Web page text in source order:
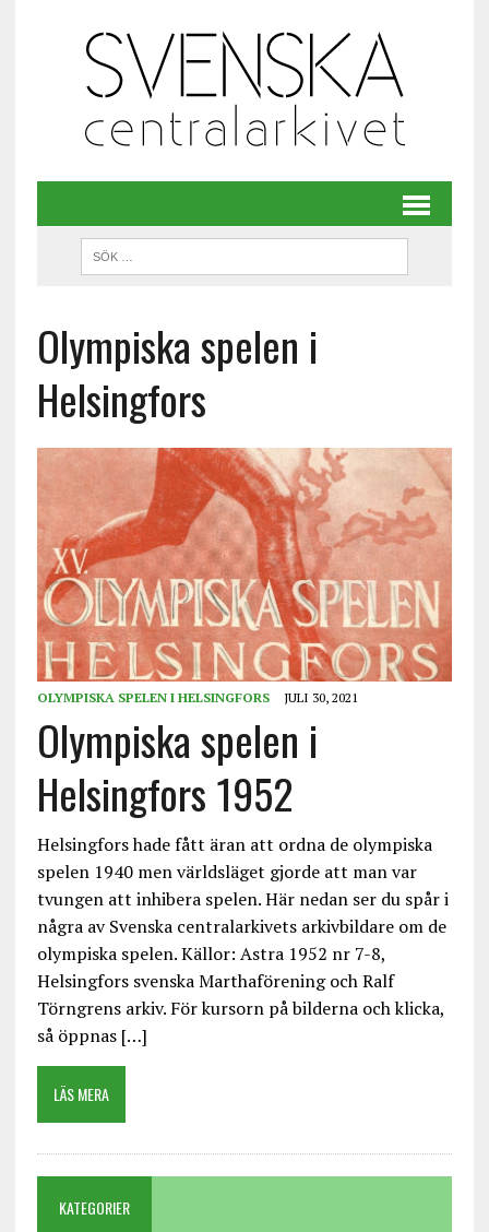
Olympiska spelen i
Helsingfors
OLYMPISKA SPELEN I HELSINGFORS JULI 30, 2021
Olympiska spelen i
Helsingfors 1952
Helsingfors hade fått äran att ordna de olympiska
spelen 1940 men världsläget gjorde att man var
tvungen att inhibera spelen. Här nedan ser du spår i
några av Svenska centralarkivets arkivbildare om de
olympiska spelen. Källor: Astra 1952 nr 7-8,
Helsingfors svenska Marthaförening och Ralf
Törngrens arkiv. För kursorn på bilderna och klicka,
så öppnas […]
LÄS MERA
KATEGORIER